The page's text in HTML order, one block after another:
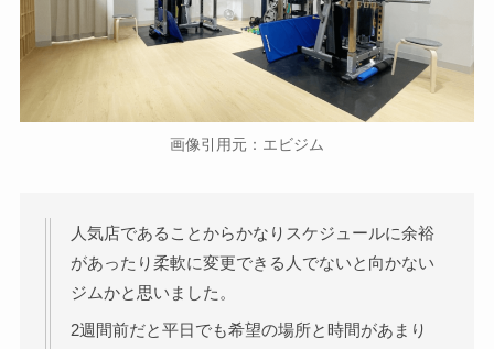
画像引用元：エビジム
人気店であることからかなりスケジュールに余裕
があったり柔軟に変更できる人でないと向かない
ジムかと思いました。
2週間前だと平日でも希望の場所と時間があまり